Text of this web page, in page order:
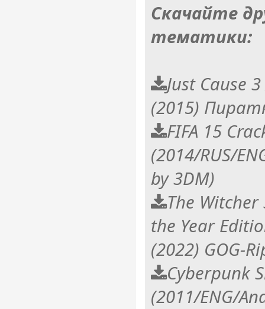
Скачайте
тематики:
Just Cause
(2015)
FIFA 15
(2014/RUS/
by 3DM)
The
the Year
(2022) GOG-
Cyberpunk
(2011/ENG/